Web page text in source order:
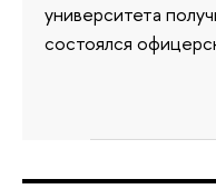
университета
состоялся